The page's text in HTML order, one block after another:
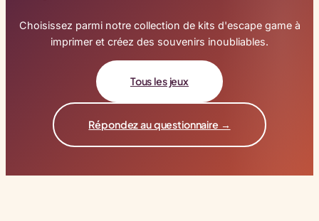
Choisissez parmi notre collection de kits d'escape game à
imprimer et créez des souvenirs inoubliables.
Tous les jeux
Répondez au questionnaire →